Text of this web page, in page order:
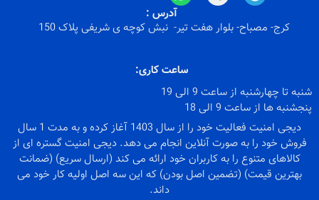
آدرس :
کرج- مصباح- بلوار هفت تیر- نبش کوچه ی شریفی پلاک 150
ساعت کاری:
شنبه تا چهارشنبه از ساعت 9 الی 19
پنجشنبه ها از ساعت 9 الی 18
دیجی امنیت فعالیت خود را از سال 1403 آغاز کرده و به مدت 1 سال
فروش خود را به صورت آنلاین انجام می دهد. دیجی امنیت گستره ای از
کالاهای متنوع را به کاربران خود ارائه می کند (ارسال سریع) (ضمانت
بهترین قیمت) (تضمین اصل بودن) که این سه اصل اولیه کار خود می
داند.